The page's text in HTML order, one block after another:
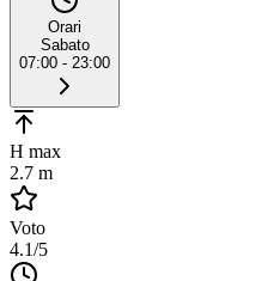
Orari
Sabato
07:00 - 23:00
H max
2.7 m
Voto
4.1/5